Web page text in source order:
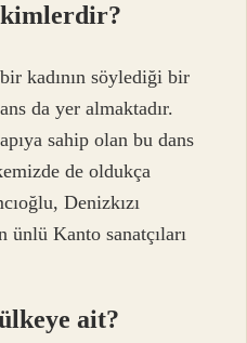
kadının söylediği bir
da yer almaktadır.
sahip olan bu dans
de oldukça
Denizkızı
Kanto sanatçıları
ait?